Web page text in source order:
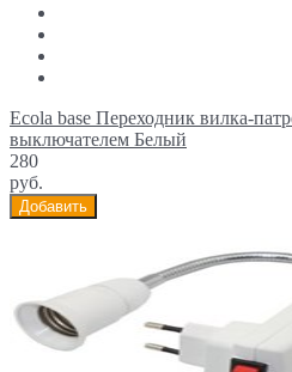
Ecola base Переходник вилка-
выключателем Белый
280
руб.
Добавить